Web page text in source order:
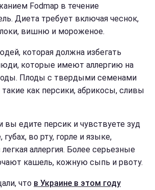
Fodmap в течение
Диета требует включая чеснок,
вишню и мороженое.
которая должна избегать
которые имеют аллергию на
Плоды с твердыми семенами
такие как персики, абрикосы, сливы
вы едите персик и чувствуете зуд
губах, во рту, горле и языке,
аллергия. Более серьезные
кашель, кожную сыпь и рвоту.
что в Украине в этом году